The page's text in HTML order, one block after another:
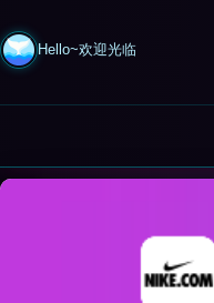
Hello~欢迎光临